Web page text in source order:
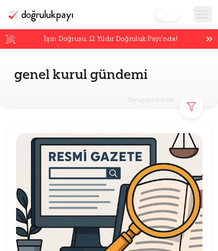
İşin Doğrusu,12 Yıldır Doğruluk Payı’nda!
genel kurul gündemi
Sonuçları filtrele